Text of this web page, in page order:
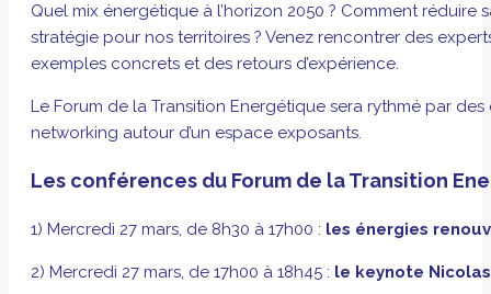
Quel mix énergétique à l’horizon 2050 ? Comment
stratégie pour nos territoires ? Venez rencontrer des
exemples concrets et des retours d’expérience.
Le Forum de la Transition Energétique sera rythmé par
networking autour d’un espace exposants.
Les conférences du Forum de la Transition
1) Mercredi 27 mars, de 8h30 à 17h00 : les énergies
2) Mercredi 27 mars, de 17h00 à 18h45 : le keynote